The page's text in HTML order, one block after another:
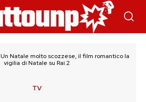
Un Natale molto scozzese, il film romantico la
vigilia di Natale su Rai 2
TV